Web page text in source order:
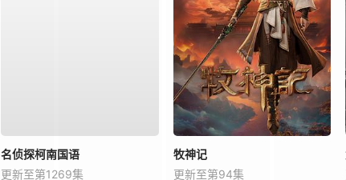
名侦探柯南国语
更新至第1269集
牧神记
更新至第94集